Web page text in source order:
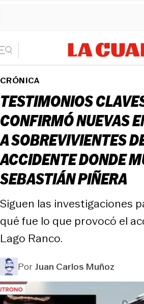
CRÓNICA
TESTIMONIOS
CONFIRMÓ NUEVAS
A SOBREVIVIENTES
ACCIDENTE DONDE
SEBASTIÁN PIÑERA
Siguen las investigaciones
qué fue lo que provocó el
Lago Ranco.
PorJuan Carlos Muñoz